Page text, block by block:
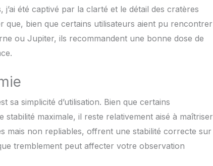
été captivé par la clarté et le détail des cratères
que, bien que certains utilisateurs aient pu rencontrer
ou Jupiter, ils recommandent une bonne dose de
sa simplicité d’utilisation. Bien que certains
maximale, il reste relativement aisé à maîtriser
mais non repliables, offrent une stabilité correcte sur
tremblement peut affecter votre observation